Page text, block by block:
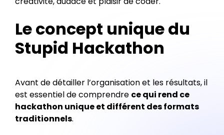
Le concept unique du
Stupid Hackathon
Avant de détailler l’organisation et les résultats, il
est essentiel de comprendre ce qui rend ce
hackathon unique et différent des formats
traditionnels.